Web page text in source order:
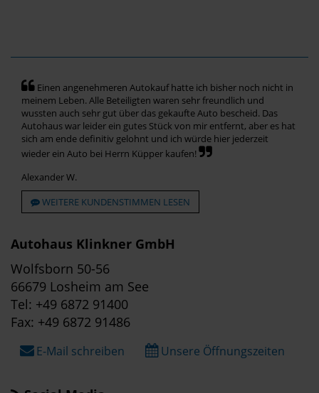
Einen angenehmeren Autokauf hatte ich bisher noch nicht in
meinem Leben. Alle Beteiligten waren sehr freundlich und
wussten auch sehr gut über das gekaufte Auto bescheid. Das
Autohaus war leider ein gutes Stück von mir entfernt, aber es hat
sich am ende definitiv gelohnt und ich würde hier jederzeit
wieder ein Auto bei Herrn Küpper kaufen!
Alexander W.
WEITERE KUNDENSTIMMEN LESEN
Autohaus Klinkner GmbH
Wolfsborn 50-56
66679 Losheim am See
Tel: +49 6872 91400
Fax: +49 6872 91486
E-Mail schreiben Unsere Öffnungszeiten